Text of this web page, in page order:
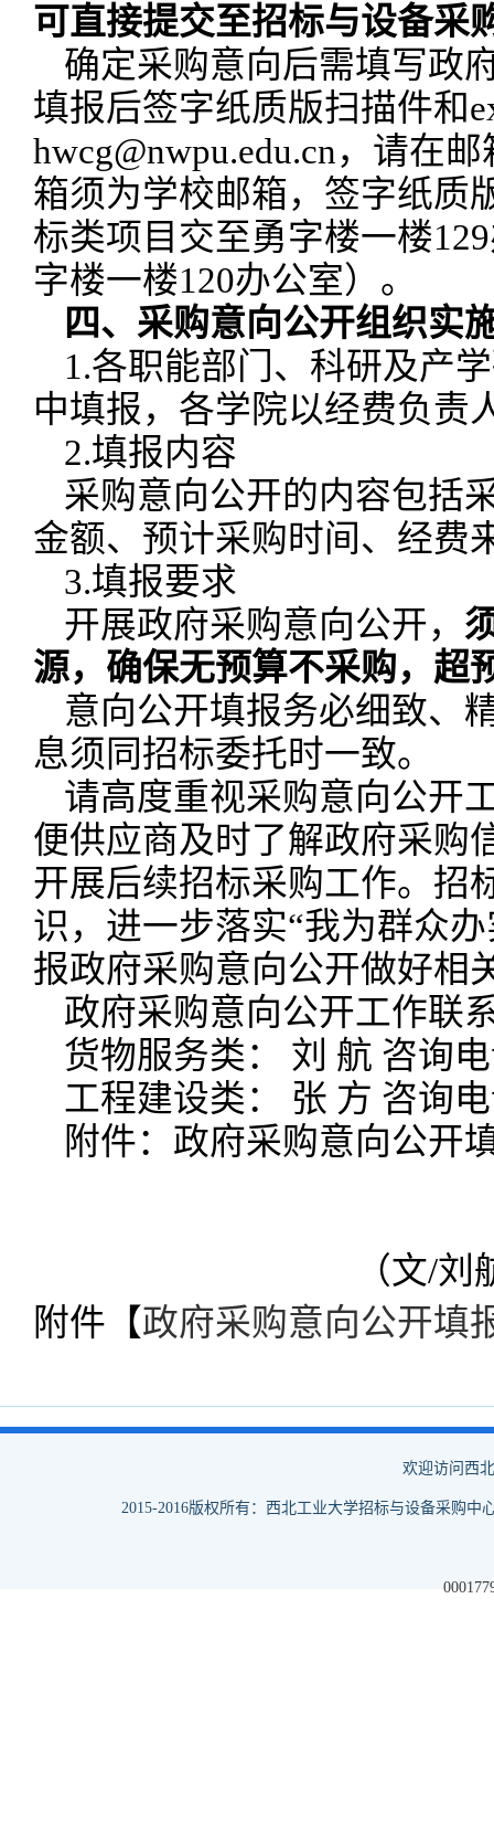
可直接提交至招标与设备采
确定采购意向后需填写政
填报后签字纸质版扫描件和
hwcg@nwpu.edu.cn，请在
箱须为学校邮箱，签字纸质
标类项目交至勇字楼一楼
字楼一楼120办公室）。
四、采购意向公开组织实
1.各职能部门、科研及产
中填报，各学院以经费负责
2.填报内容
采购意向公开的内容包括
金额、预计采购时间、经费
3.填报要求
开展政府采购意向公开，
源，确保无预算不采购，超
意向公开填报务必细致、
息须同招标委托时一致。
请高度重视采购意向公开
便供应商及时了解政府采购
开展后续招标采购工作。招
识，进一步落实“我为群众
报政府采购意向公开做好相
政府采购意向公开工作联
货物服务类： 刘 航 咨询
工程建设类： 张 方 咨询
附件：政府采购意向公开
（文/
附件【政府采购意向公开填
欢迎访问西
2015-2016版权所有：西北工业大学招标与设备采购